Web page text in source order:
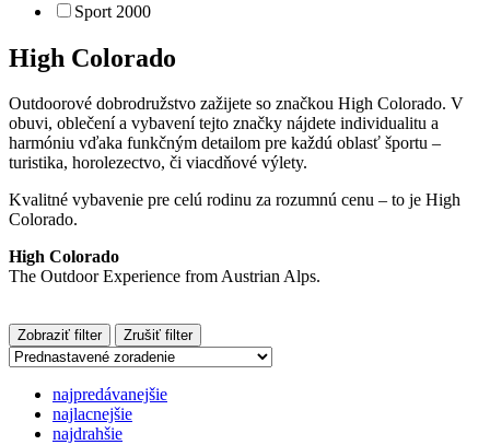
Sport 2000
High Colorado
Outdoorové dobrodružstvo zažijete so značkou High Colorado. V
obuvi, oblečení a vybavení tejto značky nájdete individualitu a
harmóniu vďaka funkčným detailom pre každú oblasť športu –
turistika, horolezectvo, či viacdňové výlety.
Kvalitné vybavenie pre celú rodinu za rozumnú cenu – to je High
Colorado.
High Colorado
The Outdoor Experience from Austrian Alps.
Zobraziť filter Zrušiť filter
najpredávanejšie
najlacnejšie
najdrahšie